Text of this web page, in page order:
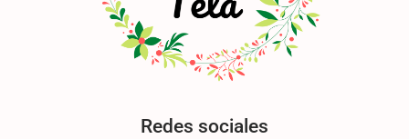
Redes sociales